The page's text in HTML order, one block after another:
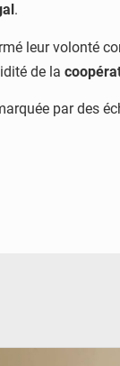
.
leur volonté
de la
par des